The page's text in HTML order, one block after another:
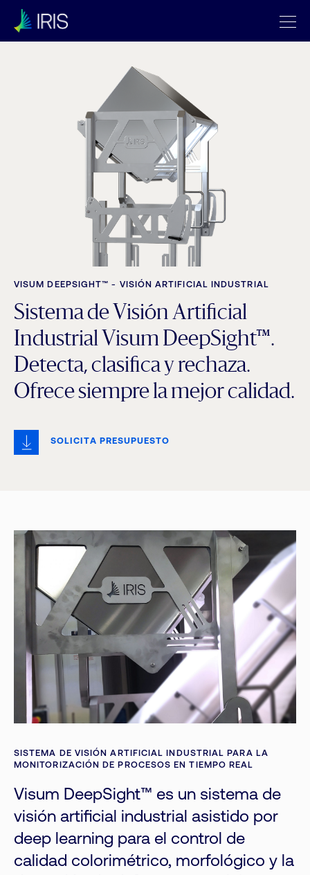
VISUM DEEPSIGHT™ - VISIÓN ARTIFICIAL INDUSTRIAL
Sistema de Visión Artificial
Industrial Visum DeepSight™.
Detecta, clasifica y rechaza.
Ofrece siempre la mejor calidad.
SOLICITA PRESUPUESTO
SISTEMA DE VISIÓN ARTIFICIAL INDUSTRIAL PARA LA
MONITORIZACIÓN DE PROCESOS EN TIEMPO REAL
Visum DeepSight™ es un sistema de
visión artificial industrial asistido por
deep learning para el control de
calidad colorimétrico, morfológico y la